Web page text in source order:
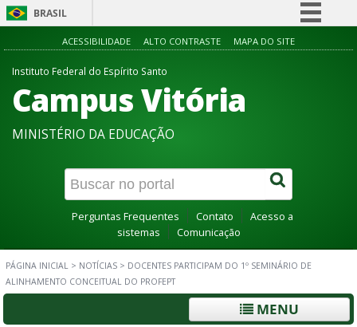
BRASIL
Simplifique!
Acesso à informação
Canais
ACESSIBILIDADE ALTO CONTRASTE MAPA DO SITE
Instituto Federal do Espírito Santo
Campus Vitória
MINISTÉRIO DA EDUCAÇÃO
Perguntas Frequentes Contato
Acesso a
sistemas
Comunicação
PÁGINA INICIAL > NOTÍCIAS > DOCENTES PARTICIPAM DO 1º SEMINÁRIO DE
ALINHAMENTO CONCEITUAL DO PROFEPT
MENU